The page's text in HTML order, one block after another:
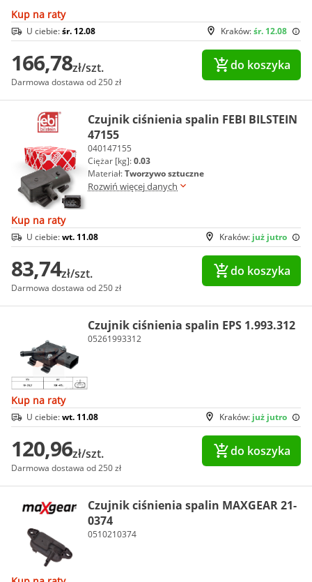
Kup na raty
Kraków:śr. 12.08
U ciebie:śr. 12.08
166,78zł/szt.
Darmowa dostawa od 250 zł
do koszyka
Czujnik ciśnienia spalin FEBI BILSTEIN
47155
040147155
Ciężar [kg]:0.03
Materiał:Tworzywo sztuczne
Rozwiń więcej danych
Kup na raty
Kraków: już jutro
U ciebie:wt. 11.08
83,74zł/szt.
Darmowa dostawa od 250 zł
do koszyka
Czujnik ciśnienia spalin EPS 1.993.312
05261993312
Kup na raty
Kraków: już jutro
U ciebie:wt. 11.08
120,96zł/szt.
Darmowa dostawa od 250 zł
do koszyka
Czujnik ciśnienia spalin MAXGEAR 21-
0374
0510210374